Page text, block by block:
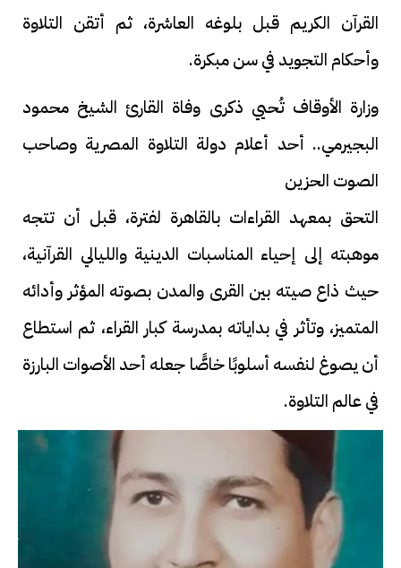
القرآن الكريم قبل بلوغه العاشرة، ثم أتقن التلاوة
وأحكام التجويد في سن مبكرة.
وزارة الأوقاف تُحيي ذكرى وفاة القارئ الشيخ محمود
البجيرمي.. أحد أعلام دولة التلاوة المصرية وصاحب
الصوت الحزين
التحق بمعهد القراءات بالقاهرة لفترة، قبل أن تتجه
موهبته إلى إحياء المناسبات الدينية والليالي القرآنية،
حيث ذاع صيته بين القرى والمدن بصوته المؤثر وأدائه
المتميز، وتأثر في بداياته بمدرسة كبار القراء، ثم استطاع
أن يصوغ لنفسه أسلوبًا خاصًّا جعله أحد الأصوات البارزة
في عالم التلاوة.